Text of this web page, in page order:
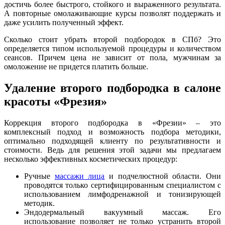
достичь более быстрого, стойкого и выраженного результата.
А повторные омолаживающие курсы позволят поддержать и
даже усилить полученный эффект.
Сколько стоит убрать второй подбородок в СПб? Это
определяется типом используемой процедуры и количеством
сеансов. Причем цена не зависит от пола, мужчинам за
омоложение не придется платить больше.
Удаление второго подбородка в салоне
красоты «Фрезия»
Коррекция второго подбородка в «Фрезии» – это
комплексный подход и возможность подбора методики,
оптимально подходящей клиенту по результативности и
стоимости. Ведь для решения этой задачи мы предлагаем
несколько эффективных косметических процедур:
Ручные массажи лица и подчелюстной области. Они
проводятся только сертифицированным специалистом с
использованием лимфодренажной и тонизирующей
методик.
Эндодермальный вакуумный массаж. Его
использование позволяет не только устранить второй